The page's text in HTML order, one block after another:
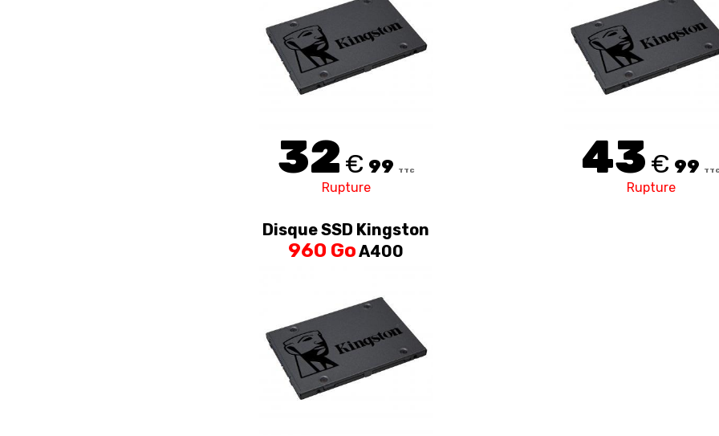
32 € 99 TTC
Rupture
43 € 99 TTC
Rupture
Disque SSD Kingston
960 GoA400